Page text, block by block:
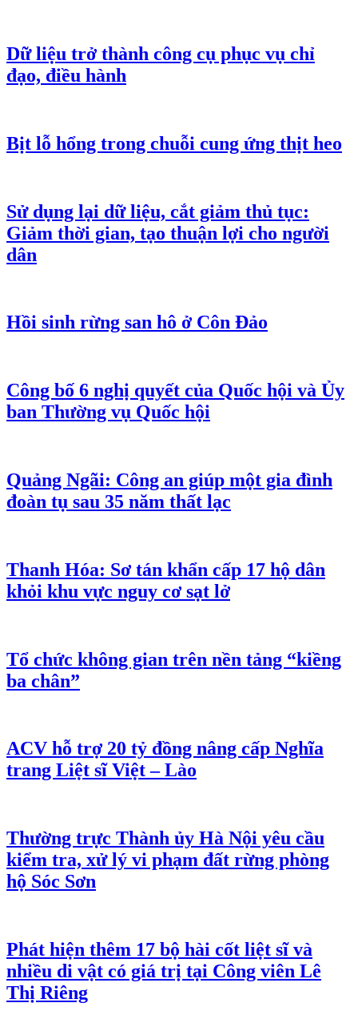
Dữ liệu trở thành công cụ phục vụ chỉ
đạo, điều hành
Bịt lỗ hổng trong chuỗi cung ứng thịt heo
Sử dụng lại dữ liệu, cắt giảm thủ tục:
Giảm thời gian, tạo thuận lợi cho người
dân
Hồi sinh rừng san hô ở Côn Đảo
Công bố 6 nghị quyết của Quốc hội và Ủy
ban Thường vụ Quốc hội
Quảng Ngãi: Công an giúp một gia đình
đoàn tụ sau 35 năm thất lạc
Thanh Hóa: Sơ tán khẩn cấp 17 hộ dân
khỏi khu vực nguy cơ sạt lở
Tổ chức không gian trên nền tảng “kiềng
ba chân”
ACV hỗ trợ 20 tỷ đồng nâng cấp Nghĩa
trang Liệt sĩ Việt – Lào
Thường trực Thành ủy Hà Nội yêu cầu
kiểm tra, xử lý vi phạm đất rừng phòng
hộ Sóc Sơn
Phát hiện thêm 17 bộ hài cốt liệt sĩ và
nhiều di vật có giá trị tại Công viên Lê
Thị Riêng